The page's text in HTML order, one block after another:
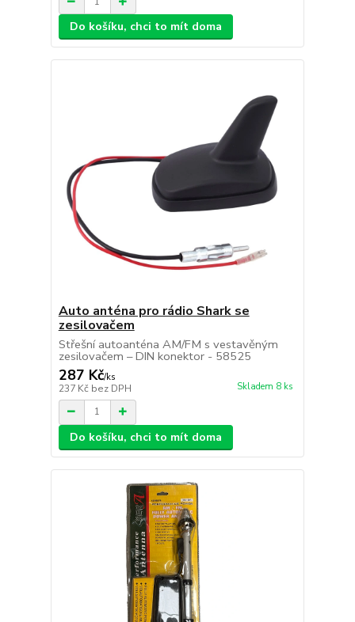
Do košíku, chci to mít doma
Auto anténa pro rádio Shark se
zesilovačem
Střešní autoanténa AM/FM s vestavěným
zesilovačem – DIN konektor - 58525
287 Kč/ks
237 Kč bez DPH Skladem 8 ks
Do košíku, chci to mít doma